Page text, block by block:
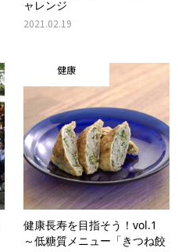
ャレンジ
2021.02.19
健康
健康長寿を目指そう！vol.1
～低糖質メニュー「きつね餃